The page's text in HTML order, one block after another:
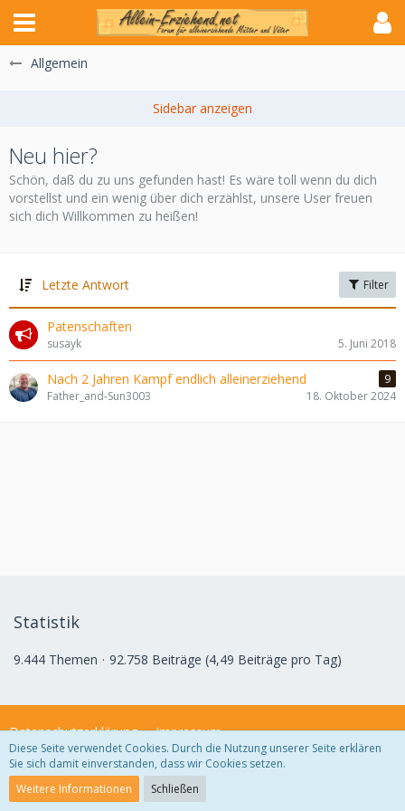
Allgemein
Neu hier?
Schön, daß du zu uns gefunden hast! Es wäre toll wenn du dich
vorstellst und ein wenig über dich erzählst, unsere User freuen
sich dich Willkommen zu heißen!
Letzte Antwort Filter
Patenschaften
susayk 5. Juni 2018
Nach 2 Jahren Kampf endlich alleinerziehend
9
Father_and-Sun3003
18. Oktober 2024
Statistik
9.444 Themen 92.758 Beiträge (4,49 Beiträge pro Tag)
Datenschutzerklärung Impressum
Community-Software:
Diese Seite verwendet Cookies. Durch die Nutzung unserer Seite erklären
Sie sich damit einverstanden, dass wir Cookies setzen.
Weitere Informationen
Schließen